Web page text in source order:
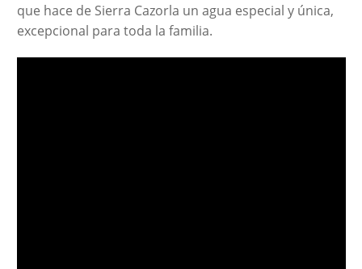
que hace de Sierra Cazorla un agua especial y única,
excepcional para toda la familia.